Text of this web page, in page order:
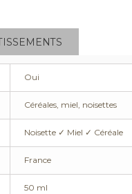
Oui
Céréales, miel, noisettes
Noisette ✓ Miel ✓ Céréale
France
50 ml